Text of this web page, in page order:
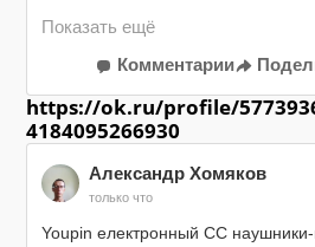
Комментарии
https://ok.ru/profile/
4184095266930
Александр Хомяков
только что
Youpin електронный CC